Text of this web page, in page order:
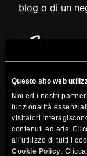
Questo sito web
Noi ed i nostri
funzionalità
visitatori
contenuti ed ads.
all'utilizzo di tutti i
Cookie Policy.
blog o di un
Ottimizzato
Il nostro plugin
massimo le
livello di
applicazione.